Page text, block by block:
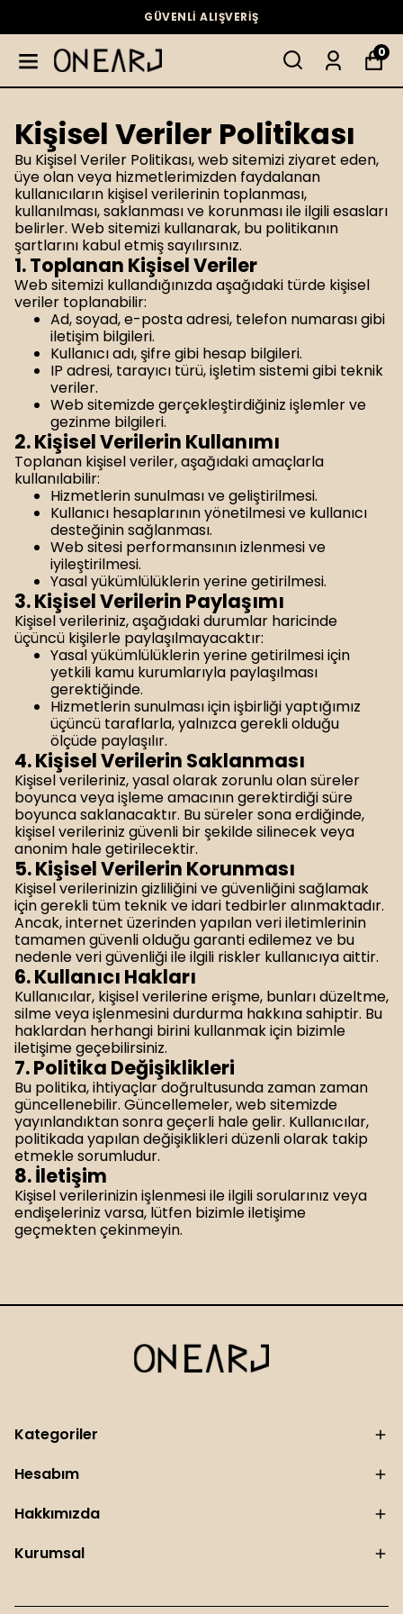
GÜVENLİ ALIŞVERİŞ
0
Kişisel Veriler Politikası
Bu Kişisel Veriler Politikası, web sitemizi ziyaret eden,
üye olan veya hizmetlerimizden faydalanan
kullanıcıların kişisel verilerinin toplanması,
kullanılması, saklanması ve korunması ile ilgili esasları
belirler. Web sitemizi kullanarak, bu politikanın
şartlarını kabul etmiş sayılırsınız.
1. Toplanan Kişisel Veriler
Web sitemizi kullandığınızda aşağıdaki türde kişisel
veriler toplanabilir:
Ad, soyad, e-posta adresi, telefon numarası gibi
iletişim bilgileri.
Kullanıcı adı, şifre gibi hesap bilgileri.
IP adresi, tarayıcı türü, işletim sistemi gibi teknik
veriler.
Web sitemizde gerçekleştirdiğiniz işlemler ve
gezinme bilgileri.
2. Kişisel Verilerin Kullanımı
Toplanan kişisel veriler, aşağıdaki amaçlarla
kullanılabilir:
Hizmetlerin sunulması ve geliştirilmesi.
Kullanıcı hesaplarının yönetilmesi ve kullanıcı
desteğinin sağlanması.
Web sitesi performansının izlenmesi ve
iyileştirilmesi.
Yasal yükümlülüklerin yerine getirilmesi.
3. Kişisel Verilerin Paylaşımı
Kişisel verileriniz, aşağıdaki durumlar haricinde
üçüncü kişilerle paylaşılmayacaktır:
Yasal yükümlülüklerin yerine getirilmesi için
yetkili kamu kurumlarıyla paylaşılması
gerektiğinde.
Hizmetlerin sunulması için işbirliği yaptığımız
üçüncü taraflarla, yalnızca gerekli olduğu
ölçüde paylaşılır.
4. Kişisel Verilerin Saklanması
Kişisel verileriniz, yasal olarak zorunlu olan süreler
boyunca veya işleme amacının gerektirdiği süre
boyunca saklanacaktır. Bu süreler sona erdiğinde,
kişisel verileriniz güvenli bir şekilde silinecek veya
anonim hale getirilecektir.
5. Kişisel Verilerin Korunması
Kişisel verilerinizin gizliliğini ve güvenliğini sağlamak
için gerekli tüm teknik ve idari tedbirler alınmaktadır.
Ancak, internet üzerinden yapılan veri iletimlerinin
tamamen güvenli olduğu garanti edilemez ve bu
nedenle veri güvenliği ile ilgili riskler kullanıcıya aittir.
6. Kullanıcı Hakları
Kullanıcılar, kişisel verilerine erişme, bunları düzeltme,
silme veya işlenmesini durdurma hakkına sahiptir. Bu
haklardan herhangi birini kullanmak için bizimle
iletişime geçebilirsiniz.
7. Politika Değişiklikleri
Bu politika, ihtiyaçlar doğrultusunda zaman zaman
güncellenebilir. Güncellemeler, web sitemizde
yayınlandıktan sonra geçerli hale gelir. Kullanıcılar,
politikada yapılan değişiklikleri düzenli olarak takip
etmekle sorumludur.
8. İletişim
Kişisel verilerinizin işlenmesi ile ilgili sorularınız veya
endişeleriniz varsa, lütfen bizimle iletişime
geçmekten çekinmeyin.
Kategoriler
Hesabım
Hakkımızda
Kurumsal